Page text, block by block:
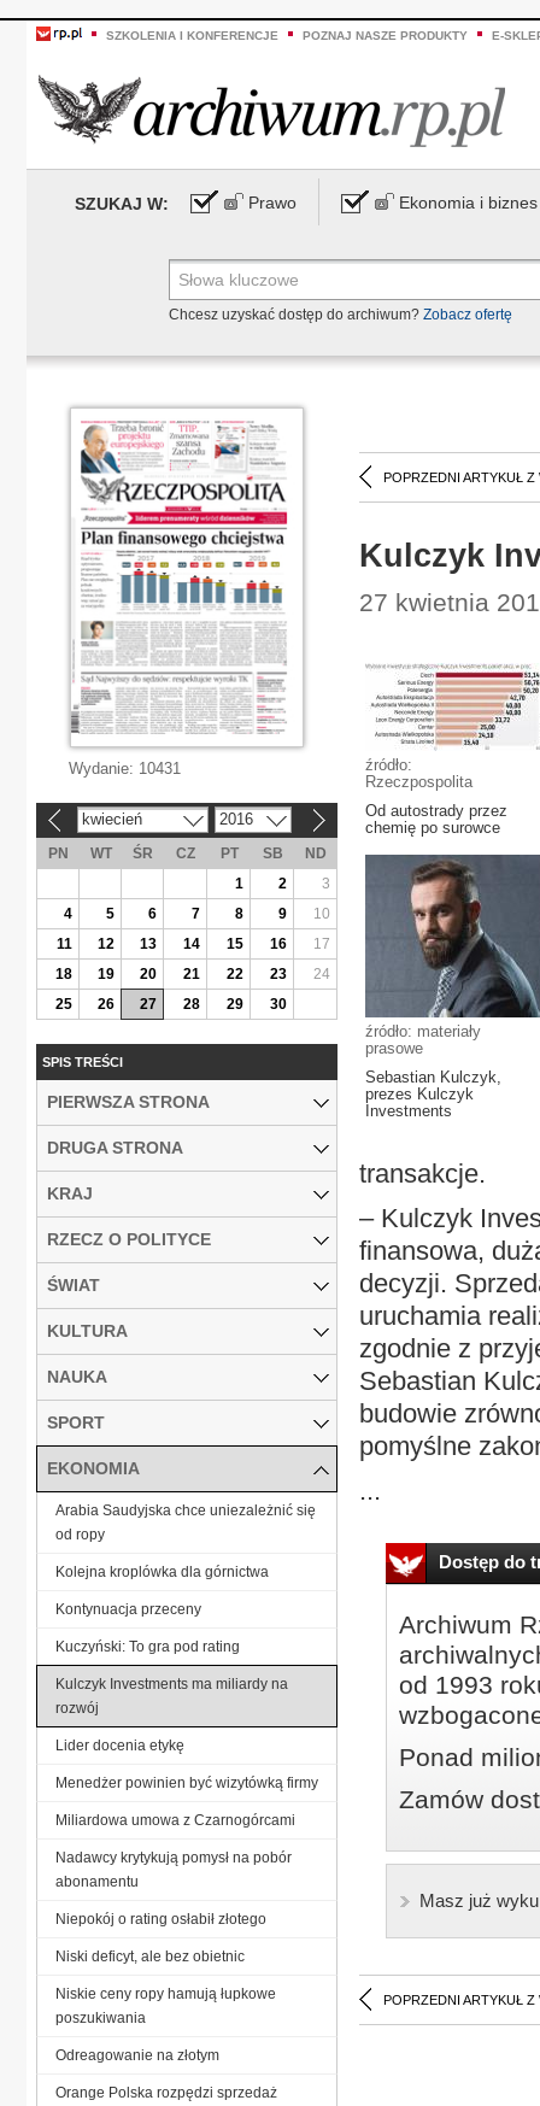
SZKOLENIA I KONFERENCJE POZNAJ NASZE PRODUKTY E-
SZUKAJ W: Prawo Ekonomia i biznes
Chcesz uzyskać dostęp do archiwum? Zobacz ofertę
POPRZEDNI ARTYKUŁ Z
Kulczyk
27 kwietnia
źródło:
Rzeczpospolita
Od autostrady przez
chemię po surowce
źródło: materiały
prasowe
Sebastian Kulczyk,
prezes Kulczyk
Investments
transakcje.
– Kulczyk
finansowa,
decyzji.
uruchamia
zgodnie z
Sebastian
budowie
pomyślne
...
Dostęp do
Archiwum
od 1993
Ponad
Zamów
Masz już
POPRZEDNI ARTYKUŁ Z
Wydanie: 10431
kwiecień 2016
PN WT ŚR CZ PT SB
ND
1
2
3
4
5 6 7 8 9
10
11
12 13 14 15 16
17
18
19 20 21 22 23
24
25
26 27 28 29 30
SPIS TREŚCI
PIERWSZA STRONA
DRUGA STRONA
KRAJ
RZECZ O POLITYCE
ŚWIAT
KULTURA
NAUKA
SPORT
EKONOMIA
Arabia Saudyjska chce uniezależnić się
od ropy
Kolejna kroplówka dla górnictwa
Kontynuacja przeceny
Kuczyński: To gra pod rating
Kulczyk Investments ma miliardy na
rozwój
Lider docenia etykę
Menedżer powinien być wizytówką firmy
Miliardowa umowa z Czarnogórcami
Nadawcy krytykują pomysł na pobór
abonamentu
Niepokój o rating osłabił złotego
Niski deficyt, ale bez obietnic
Niskie ceny ropy hamują łupkowe
poszukiwania
Odreagowanie na złotym
Orange Polska rozpędzi sprzedaż